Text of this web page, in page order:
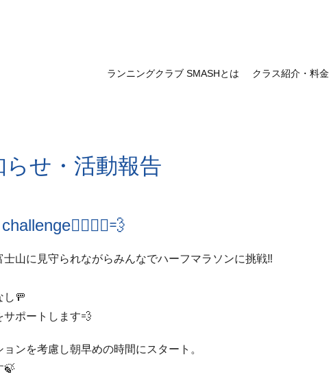
ランニングクラブ SMASHとは クラス紹介・料金
らせ・活動報告
山に見守られながらみんなでハーフマラソンに挑戦‼
し🚥
サポートします💨
ンを考慮し朝早めの時間にスタート。
🍃